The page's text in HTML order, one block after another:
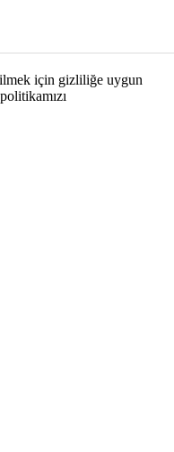
için gizliliğe uygun